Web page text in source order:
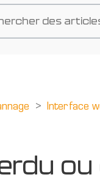
Interface
ou